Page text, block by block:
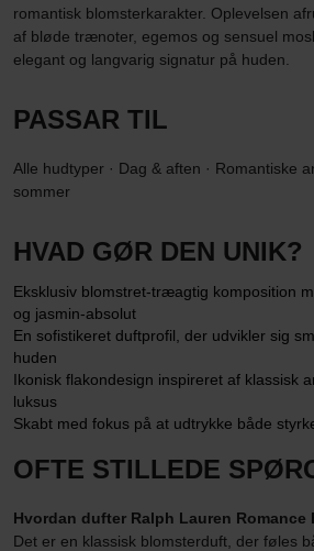
romantisk blomsterkarakter. Oplevelsen
af bløde trænoter, egemos og sensuel
elegant og langvarig signatur på huden.
PASSAR TIL
Alle hudtyper · Dag & aften · Romantiske
sommer
HVAD GØR DEN UNIK?
Eksklusiv blomstret-træagtig komposition
og jasmin-absolut
En sofistikeret duftprofil, der udvikler sig
huden
Ikonisk flakondesign inspireret af klassisk
luksus
Skabt med fokus på at udtrykke både
OFTE STILLEDE
Hvordan dufter Ralph Lauren Romance
Det er en klassisk blomsterduft, der føles